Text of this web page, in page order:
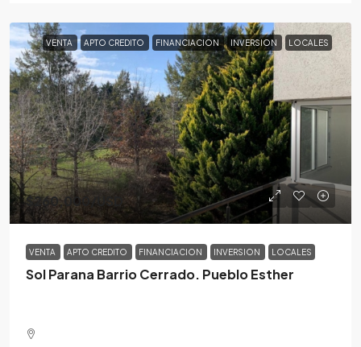
VENTA APTO CREDITO FINANCIACION INVERSION LOCALES
$260,000/USD
VENTA APTO CREDITO FINANCIACION INVERSION LOCALES
Sol Parana Barrio Cerrado. Pueblo Esther